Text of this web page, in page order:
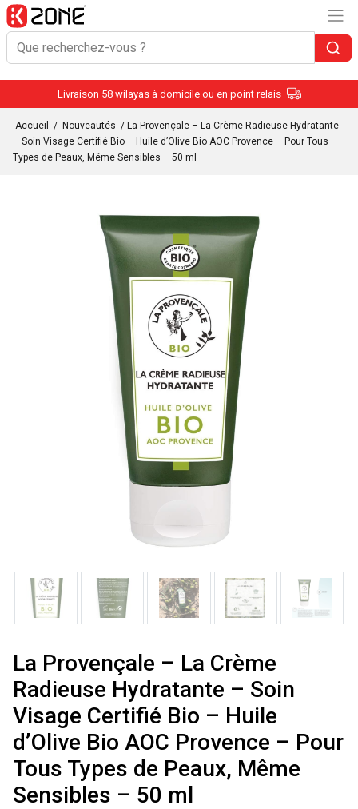
Livraison 58 wilayas à domicile ou en point relais
Accueil / Nouveautés / La Provençale – La Crème Radieuse Hydratante
– Soin Visage Certifié Bio – Huile d’Olive Bio AOC Provence – Pour Tous
Types de Peaux, Même Sensibles – 50 ml
La Provençale – La Crème
Radieuse Hydratante – Soin
Visage Certifié Bio – Huile
d’Olive Bio AOC Provence – Pour
Tous Types de Peaux, Même
Sensibles – 50 ml